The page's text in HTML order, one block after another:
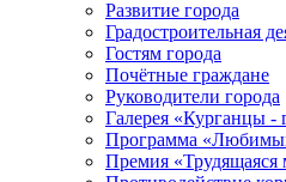
Развитие города
Градостроительная
Гостям города
Почётные граждане
Руководители города
Галерея «Курганцы -
Программа
Премия «Трудящаяся